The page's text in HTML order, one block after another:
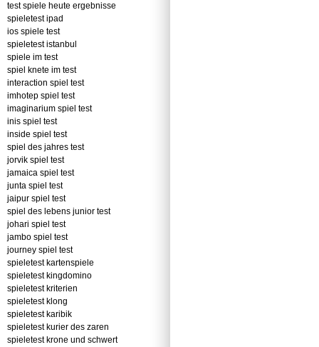
test spiele heute ergebnisse
spieletest ipad
ios spiele test
spieletest istanbul
spiele im test
spiel knete im test
interaction spiel test
imhotep spiel test
imaginarium spiel test
inis spiel test
inside spiel test
spiel des jahres test
jorvik spiel test
jamaica spiel test
junta spiel test
jaipur spiel test
spiel des lebens junior test
johari spiel test
jambo spiel test
journey spiel test
spieletest kartenspiele
spieletest kingdomino
spieletest kriterien
spieletest klong
spieletest karibik
spieletest kurier des zaren
spieletest krone und schwert